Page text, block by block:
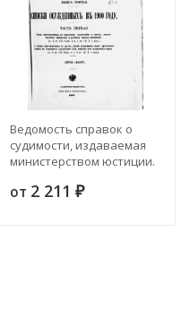
Ведомость справок о
судимости, издаваемая
министерством юстиции.
осужденных в 1900 году.
от 2 211 ₽